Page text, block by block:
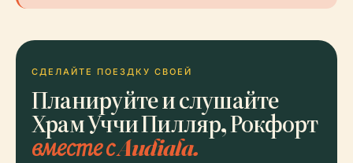
СДЕЛАЙТЕ ПОЕЗДКУ СВОЕЙ
Планируйте и слушайте
Храм Уччи Пилляр, Рокфорт
вместе с Audiala.